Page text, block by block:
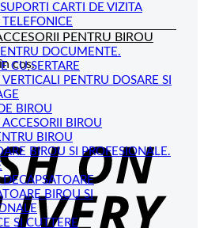
coș.
CARTI DE VIZITA
PENTRU BIROU
DOCUMENTE.
CU SERTARE
PENTRU DOSARE SI
BIROU
ACCESORII BIROU
BIROU
BIROU SI PROFESIONALE.
DECAPSATOARE
BIROU SI
SI CUTTERE